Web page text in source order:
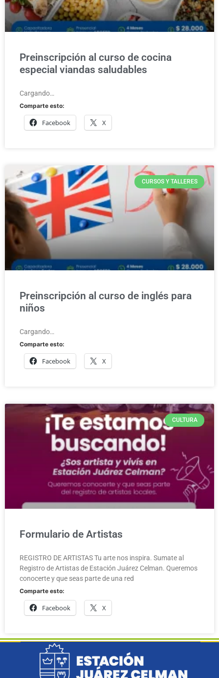
Preinscripción al curso de cocina
especial viandas saludables
Cargando…
Comparte esto:
Facebook X
CURSOS Y TALLERES
Preinscripción al curso de inglés para
niños
Cargando…
Comparte esto:
Facebook X
CULTURA
Formulario de Artistas
REGISTRO DE ARTISTAS Tu arte nos inspira. Sumate al
Registro de Artistas de Estación Juárez Celman. Queremos
conocerte y que seas parte de una red
Comparte esto:
Facebook X